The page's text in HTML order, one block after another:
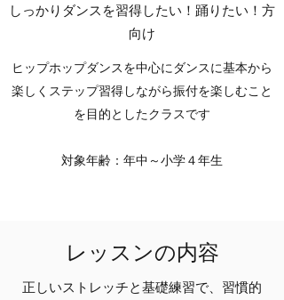
​しっかりダンスを習得したい！踊りたい！方
向け
ヒップホップダンスを中心にダンスに基本から
楽しくステップ習得しながら振付を楽しむこと
を目的としたクラスです
​対象年齢：年中～小学４年生
レッスンの内容
正しいストレッチと基礎練習で、習慣的